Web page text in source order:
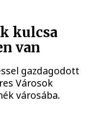
kulcsa
van
gazdagodott
Városok
városába.